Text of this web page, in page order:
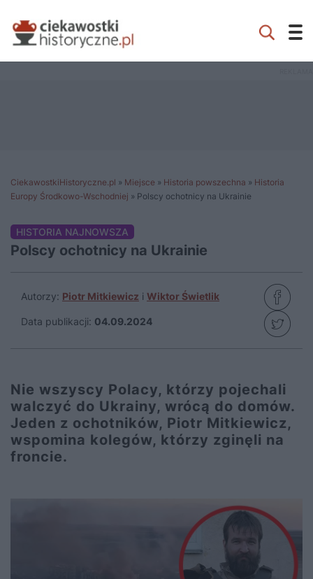
CiekawostkiHistoryczne.pl » Miejsce » Historia powszechna » Historia
Europy Środkowo-Wschodniej » Polscy ochotnicy na Ukrainie
HISTORIA NAJNOWSZA
Polscy ochotnicy na Ukrainie
Autorzy: Piotr Mitkiewicz i Wiktor Świetlik
Data publikacji: 04.09.2024
Nie wszyscy Polacy, którzy pojechali
walczyć do Ukrainy, wrócą do domów.
Jeden z ochotników, Piotr Mitkiewicz,
wspomina kolegów, którzy zginęli na
froncie.